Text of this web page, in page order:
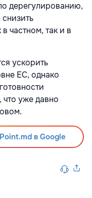
дерегулированию,
частном, так и в
ускорить
ЕС, однако
что уже давно
в Google